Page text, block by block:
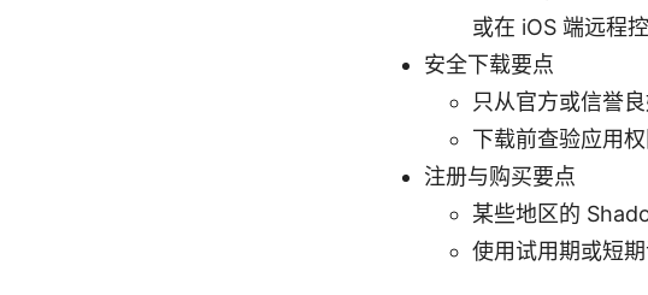
或在 iOS 端远程
安全下载要点
只从官方或信誉
下载前查验应用
注册与购买要点
某些地区的
使用试用期或短